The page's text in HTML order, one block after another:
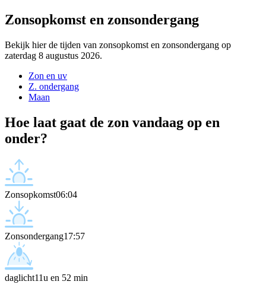
Zonsopkomst en zonsondergang
Bekijk hier de tijden van zonsopkomst en zonsondergang op
zaterdag 8 augustus 2026.
Zon en uv
Z. ondergang
Maan
Hoe laat gaat de zon vandaag op en
onder?
Zonsopkomst06:04
Zonsondergang17:57
daglicht11u en 52 min